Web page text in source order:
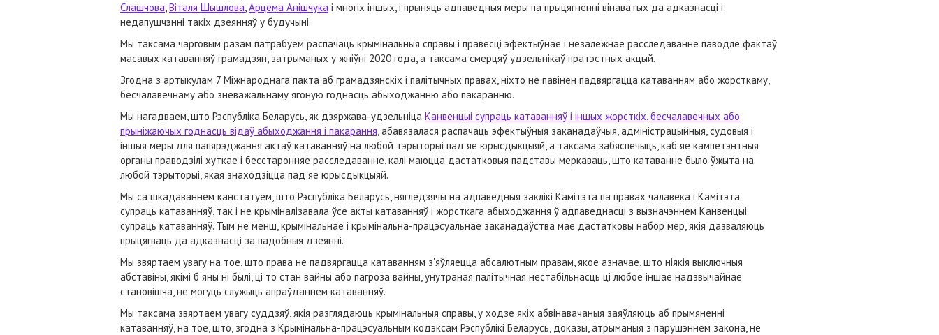
Слашчова,Віталя Шышлова,Арцёма Анішчука і многіх іншых, і прыняць адпаведныя меры па прыцягненні вінаватых да адказнасці і
недапушчэнні такіх дзеянняў у будучыні.
Мы таксама чарговым разам патрабуем распачаць крымінальныя справы і правесці эфектыўнае і незалежнае расследаванне паводле фактаў
масавых катаванняў грамадзян, затрыманых у жніўні 2020 года, а таксама смерцяў удзельнікаў пратэстных акцый.
Згодна з артыкулам 7 Міжнароднага пакта аб грамадзянскіх і палітычных правах, ніхто не павінен падвяргацца катаванням або жорсткаму,
бесчалавечнаму або зневажальнаму ягоную годнасць абыходжанню або пакаранню.
Мы нагадваем, што Рэспубліка Беларусь, як дзяржава-удзельніца Канвенцыі супраць катаванняў і іншых жорсткіх, бесчалавечных або
прыніжаючых годнасць відаў абыходжання і пакарання, абавязалася распачаць эфектыўныя заканадаўчыя, адміністрацыйныя, судовыя і
іншыя меры для папярэджання актаў катаванняў на любой тэрыторыі пад яе юрысдыкцыяй, а таксама забяспечыць, каб яе кампетэнтныя
органы праводзілі хуткае і бесстаронняе расследаванне, калі маюцца дастатковыя падставы меркаваць, што катаванне было ўжыта на
любой тэрыторыі, якая знаходзіцца пад яе юрысдыкцыяй.
Мы са шкадаваннем канстатуем, што Рэспубліка Беларусь, нягледзячы на адпаведныя заклікі Камітэта па правах чалавека і Камітэта
супраць катаванняў, так і не крыміналізавала ўсе акты катаванняў і жорсткага абыходжання ў адпаведнасці з вызначэннем Канвенцыі
супраць катаванняў. Тым не менш, крымінальнае і крымінальна-працэсуальнае заканадаўства мае дастатковы набор мер, якія дазваляюць
прыцягваць да адказнасці за падобныя дзеянні.
Мы звяртаем увагу на тое, што права не падвяргацца катаванням з'яўляецца абсалютным правам, якое азначае, што ніякія выключныя
абставіны, якімі б яны ні былі, ці то стан вайны або пагроза вайны, унутраная палітычная нестабільнасць ці любое іншае надзвычайнае
становішча, не могуць служыць апраўданнем катаванняў.
Мы таксама звяртаем увагу суддзяў, якія разглядаюць крымінальныя справы, у ходзе якіх абвінавачаныя заяўляюць аб прымяненні
катаванняў, на тое, што, згодна з Крымінальна-працэсуальным кодэксам Рэспублікі Беларусь, доказы, атрыманыя з парушэннем закона, не